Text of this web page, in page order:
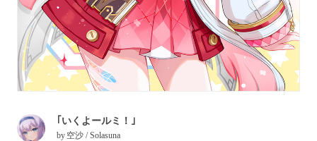
｢いくよールミ！｣
by 空沙 / Solasuna